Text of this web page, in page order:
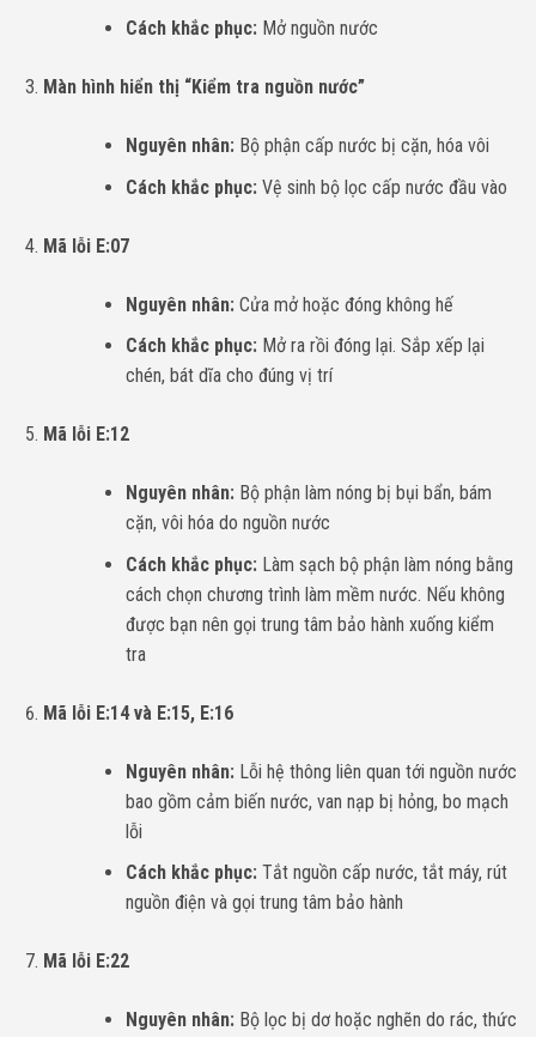
Cách khắc phục:Mở nguồn nước
Màn hình hiển thị “Kiểm tra nguồn nước”
Nguyên nhân:Bộ phận cấp nước bị cặn, hóa vôi
Cách khắc phục:Vệ sinh bộ lọc cấp nước đầu vào
Mã lỗi E:07
Nguyên nhân:Cửa mở hoặc đóng không hế
Cách khắc phục:Mở ra rồi đóng lại. Sắp xếp lại
chén, bát dĩa cho đúng vị trí
Mã lỗi E:12
Nguyên nhân:Bộ phận làm nóng bị bụi bẩn, bám
cặn, vôi hóa do nguồn nước
Cách khắc phục:Làm sạch bộ phận làm nóng bằng
cách chọn chương trình làm mềm nước. Nếu không
được bạn nên gọi trung tâm bảo hành xuống kiểm
tra
Mã lỗi E:14 và E:15, E:16
Nguyên nhân:Lỗi hệ thông liên quan tới nguồn nước
bao gồm cảm biến nước, van nạp bị hỏng, bo mạch
lỗi
Cách khắc phục:Tắt nguồn cấp nước, tắt máy, rút
nguồn điện và gọi trung tâm bảo hành
Mã lỗi E:22
Nguyên nhân:Bộ lọc bị dơ hoặc nghẽn do rác, thức